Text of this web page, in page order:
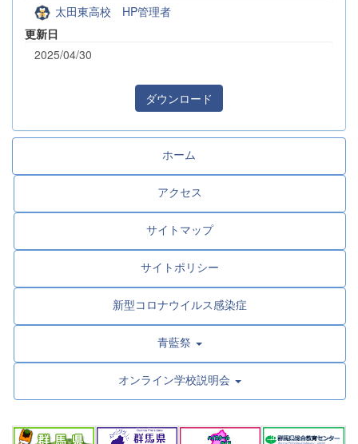
太田東高校 HP管理者
更新日
2025/04/30
ダウンロード
ホーム
アクセス
サイトマップ
サイトポリシー
新型コロナウイルス感染症
青藍祭
オンライン学校説明会